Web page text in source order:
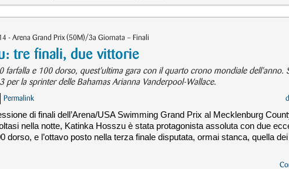
- Arena Grand Prix (50M)/3a Giornata – Finali
tre finali, due vittorie
farfalla e 100 dorso, quest'ultima gara con il quarto crono mondiale dell'anno.
per la sprinter delle Bahamas Arianna Vanderpool-Wallace.
Permalink
di finali dell’Arena/USA Swimming Grand Prix al Mecklenburg
nella notte, Katinka Hosszu è stata protagonista assoluta con due
dorso, e l’ottavo posto nella terza finale disputata, ormai stanca, quella